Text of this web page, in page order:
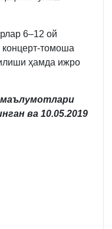
6–12 ой
концерт-томоша
ҳамда ижро
ва 10.05.2019